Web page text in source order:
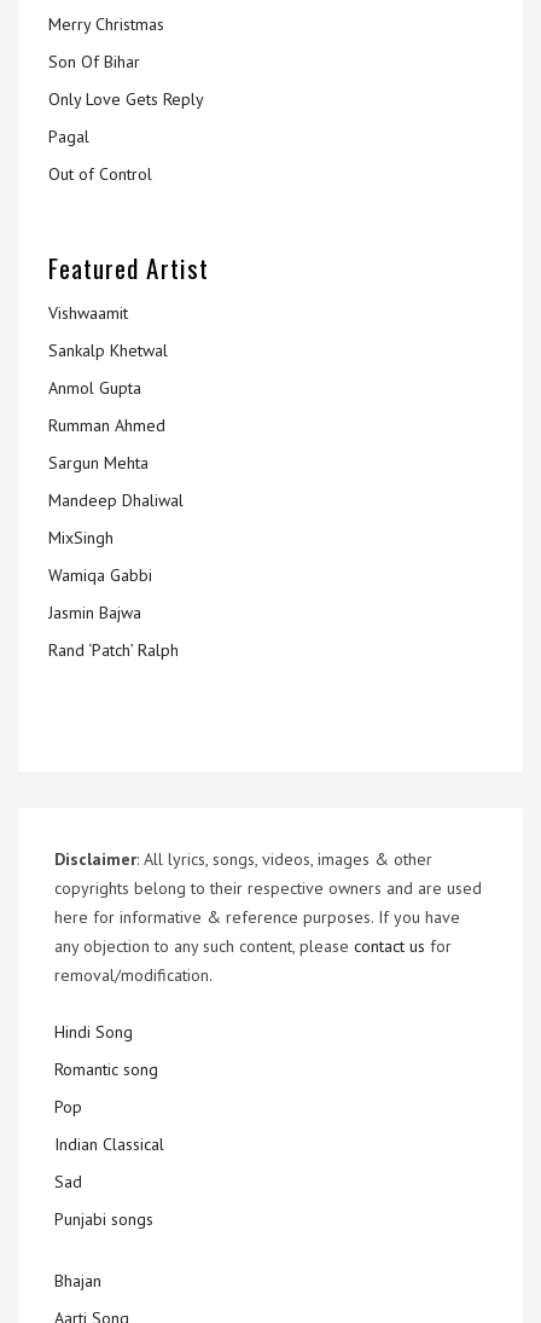
Merry Christmas
Son Of Bihar
Only Love Gets Reply
Pagal
Out of Control
Featured Artist
Vishwaamit
Sankalp Khetwal
Anmol Gupta
Rumman Ahmed
Sargun Mehta
Mandeep Dhaliwal
MixSingh
Wamiqa Gabbi
Jasmin Bajwa
Rand ‘Patch’ Ralph
Disclaimer: All lyrics, songs, videos, images & other
copyrights belong to their respective owners and are used
here for informative & reference purposes. If you have
any objection to any such content, please contact us for
removal/modification.
Hindi Song
Romantic song
Pop
Indian Classical
Sad
Punjabi songs
Bhajan
Aarti Song